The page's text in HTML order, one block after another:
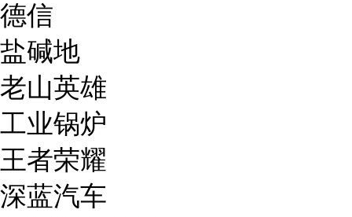
德信
盐碱地
老山英雄
工业锅炉
王者荣耀
深蓝汽车